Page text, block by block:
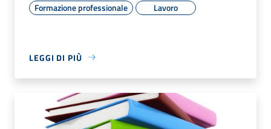
Formazione professionale Lavoro
LEGGI DI PIÙ